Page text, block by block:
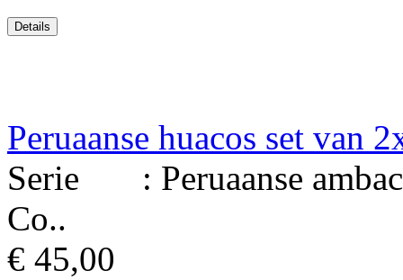
Peruaanse huacos set van
Serie : Peruaanse
Co..
€ 45,00